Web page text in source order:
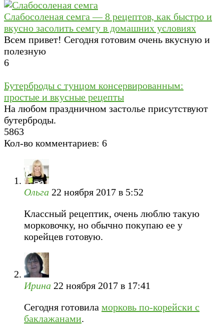
Слабосоленая семга — 8 рецептов, как быстро и
вкусно засолить семгу в домашних условиях
Всем привет! Сегодня готовим очень вкусную и
полезную
6
Бутерброды с тунцом консервированным:
простые и вкусные рецепты
На любом праздничном застолье присутствуют
бутерброды.
5863
Кол-во комментариев: 6
Ольга 22 ноября 2017 в 5:52
Классный рецептик, очень люблю такую
морковочку, но обычно покупаю ее у
корейцев готовую.
Ирина 22 ноября 2017 в 17:41
Сегодня готовила морковь по-корейски с
баклажанами.